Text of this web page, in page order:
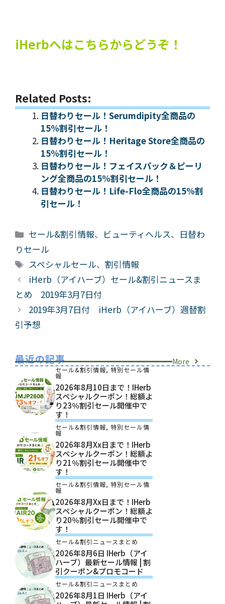
iHerbへはこちらからどうぞ！
Related Posts:
日替わりセール！Serumdipity全商品の
15%割引セール！
日替わりセール！Heritage Store全商品の
15%割引セール！
日替わりセール！フェイスパック＆ピーリ
ング全商品の15%割引セール！
日替わりセール！Life-Flo全商品の15%割
引セール！
カ
テ
ゴ
リ
ー
セール&割引情報、 ビューティヘルス、 日替わ
りセール
タ
グ
スペシャルセール、割引情報
iHerb（アイハーブ）セール&割引ニュースま
とめ 2019年3月7日付
2019年3月7日付 iHerb（アイハーブ）週替割
引予想
最近の記事 More
セール&割引情報, 特別セール情
報
2026年8月10日まで！iHerb
スペシャルクーポン！総額よ
り23％割引セール開催中で
す！
セール&割引情報, 特別セール情
報
2026年8月xx日まで！iHerb
スペシャルクーポン！総額よ
り21％割引セール開催中で
す！
セール&割引情報, 特別セール情
報
2026年8月xx日まで！iHerb
スペシャルクーポン！総額よ
り20％割引セール開催中で
す！
セール&割引ニュースまとめ
2026年8月6日 IHerb（アイ
ハーブ）最新セール情報 | 割
引クーポン&プロモコード
セール&割引ニュースまとめ
2026年8月1日 IHerb（アイ